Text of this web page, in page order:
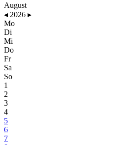
August
◂ 2026 ▸
Mo
Di
Mi
Do
Fr
Sa
So
1
2
3
4
5
6
7